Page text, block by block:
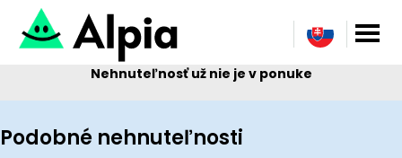
Nehnuteľnosť už nie je v ponuke
Podobné nehnuteľnosti